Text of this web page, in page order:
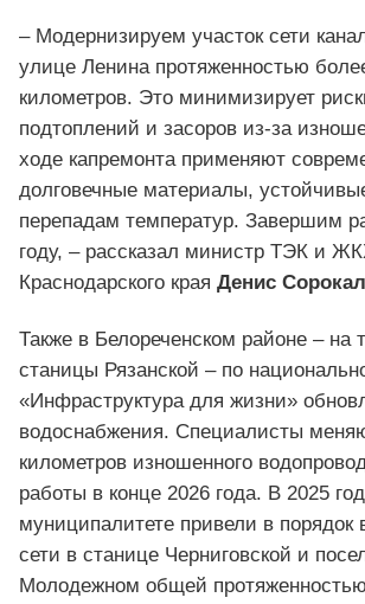
– Модернизируем участок сети
улице Ленина протяженностью
километров. Это минимизирует
подтоплений и засоров из‑за
ходе капремонта применяют
долговечные материалы,
перепадам температур. Завершим
году, – рассказал министр ТЭК и
Краснодарского края Денис
Также в Белореченском районе – на
станицы Рязанской – по
«Инфраструктура для жизни»
водоснабжения. Специалисты
километров изношенного
работы в конце 2026 года. В 2025
муниципалитете привели в порядок
сети в станице Черниговской и
Молодежном общей